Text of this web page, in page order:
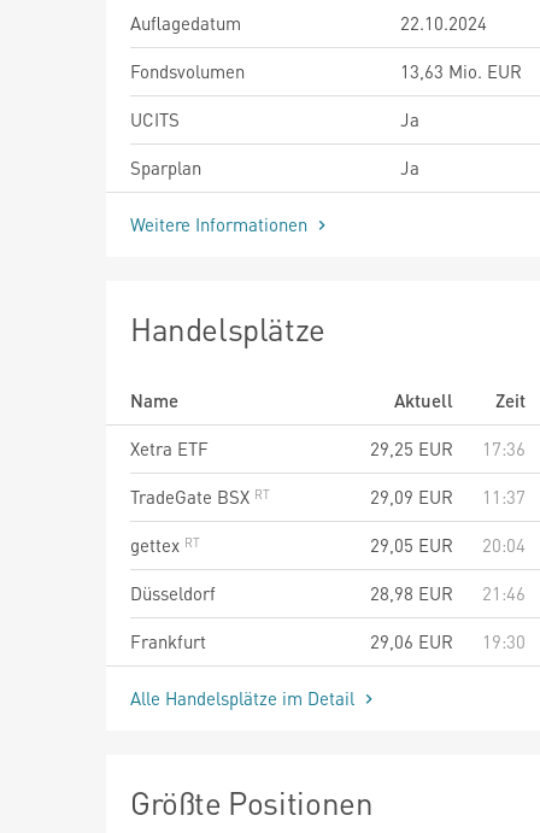
Auflagedatum
22.10.2024
Fondsvolumen
13,63 Mio. EUR
UCITS
Ja
Sparplan
Ja
Weitere Informationen
Handelsplätze
Name Aktuell
Zeit
Xetra ETF
29,25 EUR
17:36
TradeGate BSX
29,09 EUR
11:37
gettex
29,05 EUR
20:04
Düsseldorf
28,98 EUR
21:46
Frankfurt
29,06 EUR 19:30
Alle Handelsplätze im Detail
Größte Positionen